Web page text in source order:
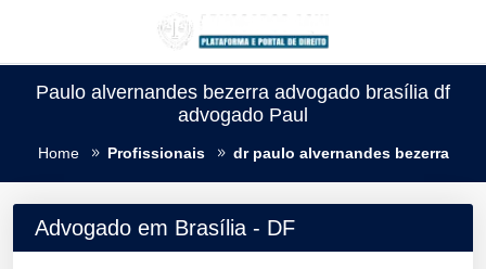
Paulo alvernandes bezerra advogado brasília df
advogado Paul
Home Profissionais dr paulo alvernandes bezerra
Advogado em Brasília - DF